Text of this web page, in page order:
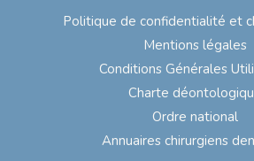
Politique de confidentialité et
Mentions légales
Conditions Générales
Charte
Ordre national
Annuaires chirurgiens